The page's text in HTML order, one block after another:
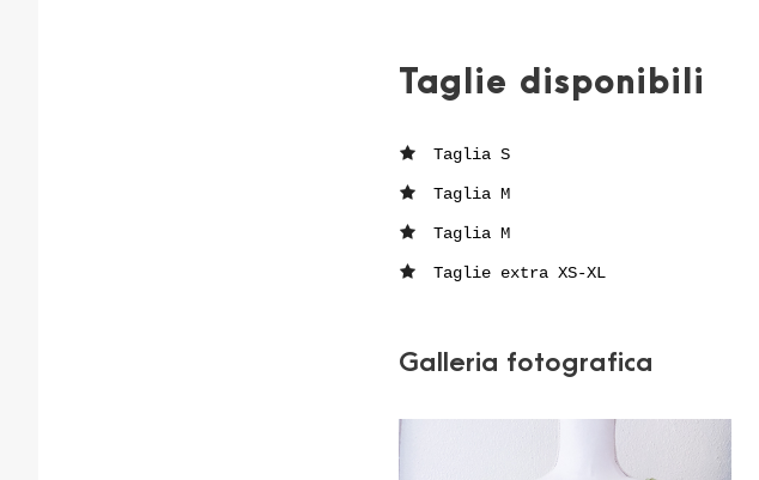
Taglie disponibili
Taglia S
Taglia M
Taglia M
Taglie extra XS-XL
Galleria fotografica